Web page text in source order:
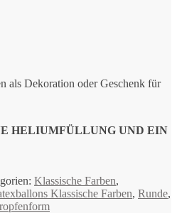
als Dekoration oder Geschenk für
HELIUMFÜLLUNG UND EIN
Klassische Farben,
Klassische Farben, Runde,